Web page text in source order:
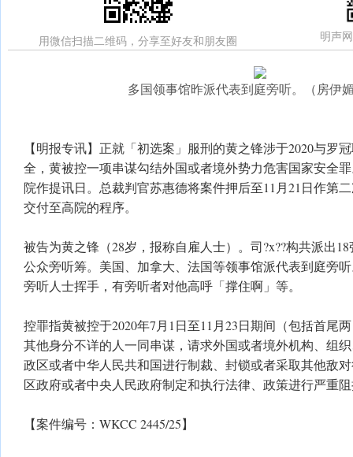
用微信扫描二维码，分享至好友和朋友圈 明声
多国领事馆昨派代表到庭旁听。（房伊媚
【明报专讯】正就「初选案」服刑的黄之锋涉于2020与罗
全，黄被控一项串谋勾结外国或者境外势力危害国家安全
院作提讯日。总裁判官苏惠德将案件押后至11月21日作第
交付至高院的程序。
被告为黄之锋（28岁，报称自雇人士）。司?x??构共派出
公众旁听筹。美国、加拿大、法国等领事馆派代表到庭旁
旁听人士挥手，有旁听者对他高呼「撑住啊」等。
控罪指黄被控于2020年7月1日至11月23日期间（包括首尾
其他身分不详的人一同串谋，请求外国或者境外机构、组
政区或者中华人民共和国进行制裁、封锁或者采取其他敌
区政府或者中央人民政府制定和执行法律、政策进行严重
【案件编号：WKCC 2445/25】